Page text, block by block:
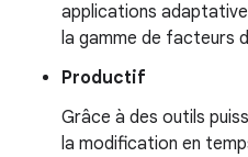
applications
la gamme de facteurs
Productif
Grâce à des outils
la modification en